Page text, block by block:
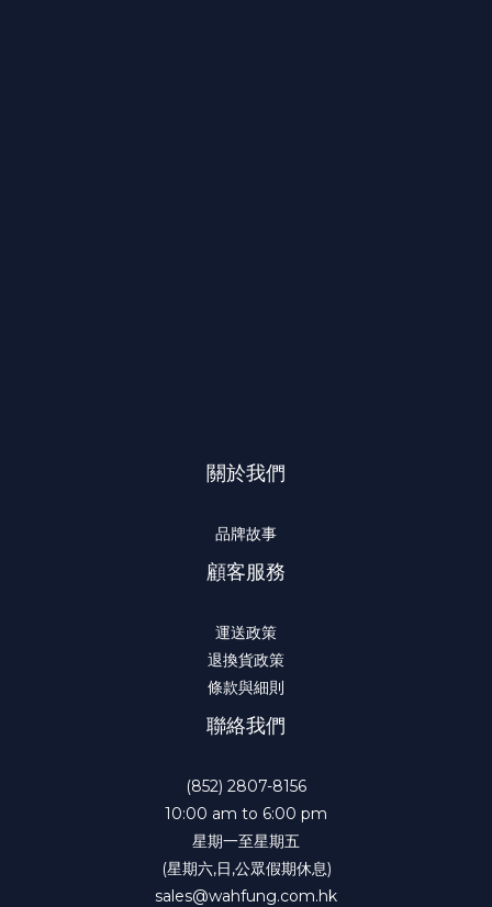
關於我們
品牌故事
顧客服務
運送政策
退換貨政策
條款與細則
聯絡我們
(852) 2807-8156
10:00 am to 6:00 pm
星期一至星期五
(星期六,日,公眾假期休息)
sales@wahfung.com.hk